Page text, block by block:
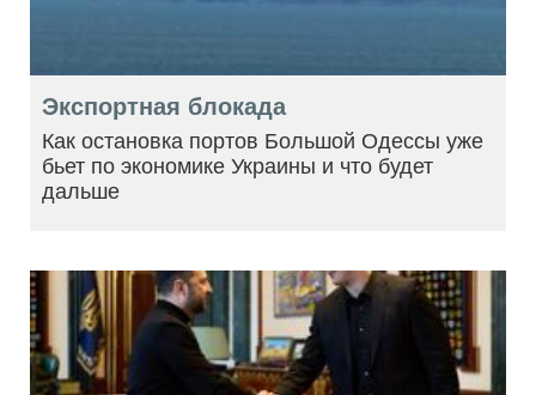
Экспортная блокада
Как остановка портов Большой Одессы уже
бьет по экономике Украины и что будет
дальше